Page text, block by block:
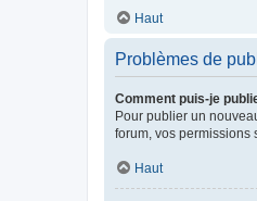
Haut
Problèmes de
Comment puis-je
Pour publier un
forum, vos permissions
Haut